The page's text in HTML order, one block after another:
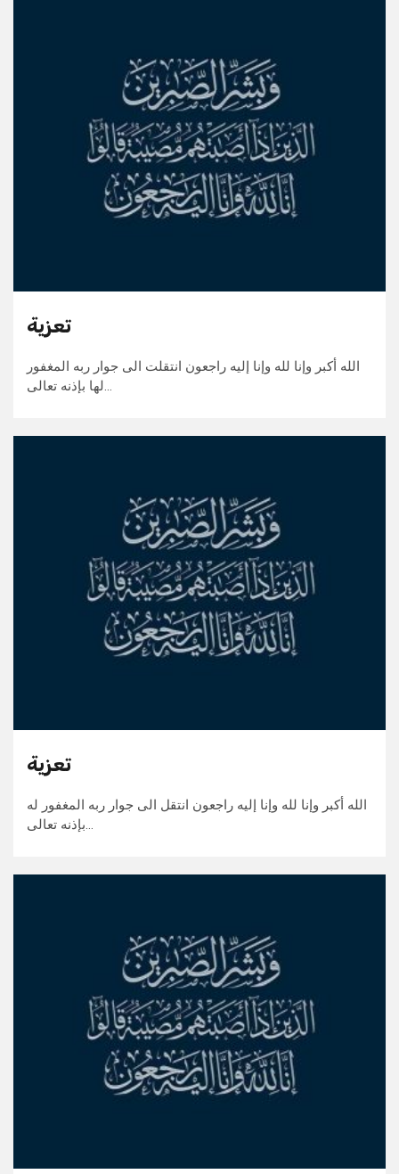
تعزية
الله أكبر وإنا لله وإنا إليه راجعون انتقلت الى جوار ربه المغفور
لها بإذنه تعالى…
تعزية
الله أكبر وإنا لله وإنا إليه راجعون انتقل الى جوار ربه المغفور له
بإذنه تعالى…